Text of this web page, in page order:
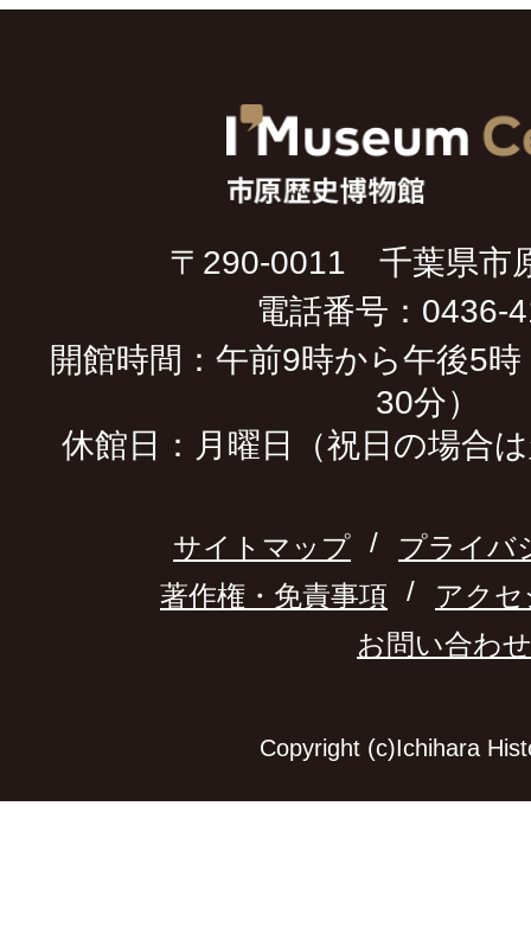
〒290-0011 千葉県市
電話番号：0436-
開館時間：午前9時から午後5
30分）
休館日：月曜日（祝日の場合
サイトマップ
プライバ
著作権・免責事項
アク
お問い合わせ
Copyright (c)Ichihara